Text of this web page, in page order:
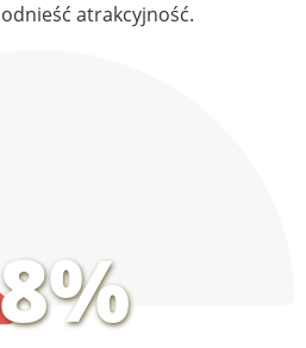
atrakcyjność.